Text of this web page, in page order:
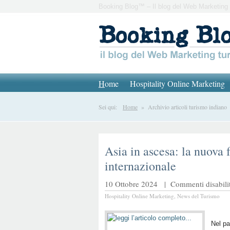
Booking Blog™ – Il blog del Web Marketing
Home Hospitality Online Marketing
Sei qui: Home » Archivio articoli turismo indiano
Asia in ascesa: la
internazionale
10 Ottobre 2024 | Commenti
Hospitality Online Marketing, News del Turismo
Nel